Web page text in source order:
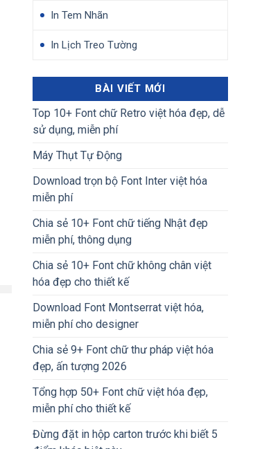
In Tem Nhãn
In Lịch Treo Tường
BÀI VIẾT MỚI
Top 10+ Font chữ Retro việt hóa đẹp, dễ
sử dụng, miễn phí
Máy Thụt Tự Động
Download trọn bộ Font Inter việt hóa
miễn phí
Chia sẻ 10+ Font chữ tiếng Nhật đẹp
miễn phí, thông dụng
Chia sẻ 10+ Font chữ không chân việt
hóa đẹp cho thiết kế
Download Font Montserrat việt hóa,
miễn phí cho designer
Chia sẻ 9+ Font chữ thư pháp việt hóa
đẹp, ấn tượng 2026
Tổng hợp 50+ Font chữ việt hóa đẹp,
miễn phí cho thiết kế
Đừng đặt in hộp carton trước khi biết 5